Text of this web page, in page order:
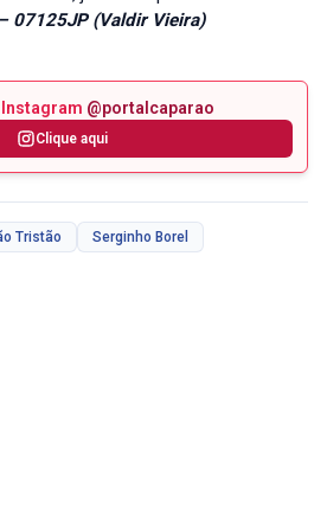
07125JP (Valdir Vieira)
@portalcaparao
Clique aqui
Tristão Serginho Borel